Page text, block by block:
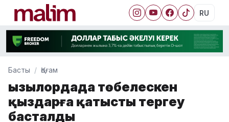
RU
Басты Қоғам
Қызылордада төбелескен
қыздарға қатысты тергеу
басталды